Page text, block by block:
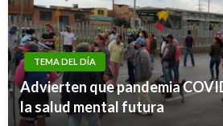
TEMA DEL DÍA
Advierten que pandemia
la salud mental futura